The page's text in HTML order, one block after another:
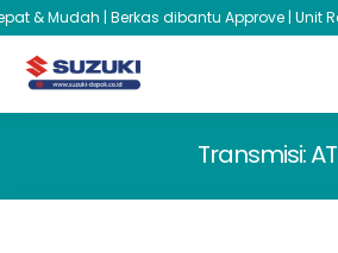
& Mudah | Berkas dibantu Approve | Unit
Transmisi:AT